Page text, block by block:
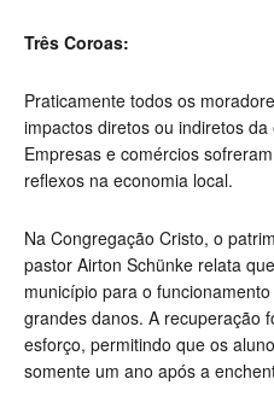
Três Coroas:
Praticamente todos os
impactos diretos ou indiretos
Empresas e comércios
reflexos na economia local.
Na Congregação Cristo, o
pastor Airton Schünke relata
município para o
grandes danos. A recuperação
esforço, permitindo que os
somente um ano após a